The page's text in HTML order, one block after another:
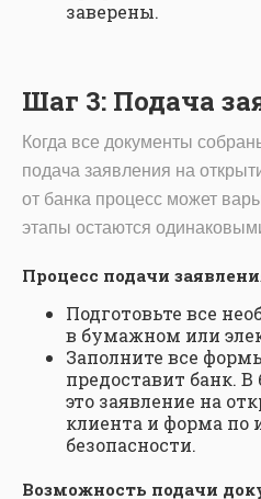
заверены.
Шаг 3: Подача
Когда все документы
подача заявления на
от банка процесс может
этапы остаются
Процесс подачи
Подготовьте все
в бумажном или
Заполните все
предоставит банк.
это заявление на
клиента и форма по
безопасности.
Возможность подачи